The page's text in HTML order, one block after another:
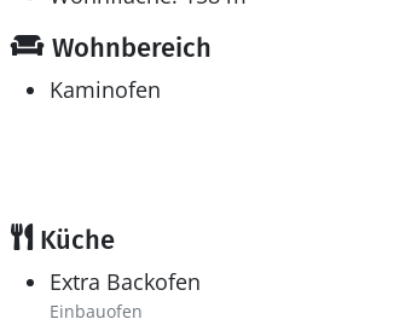
Wohnbereich
Kaminofen
Küche
Extra Backofen
Einbauofen